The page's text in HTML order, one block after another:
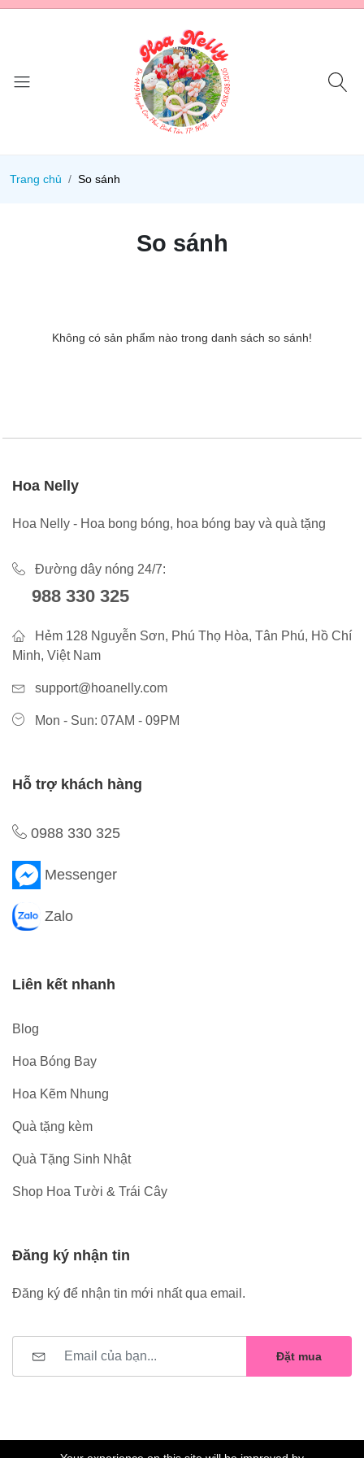
Trang chủ So sánh
So sánh
Không có sản phẩm nào trong danh sách so sánh!
Hoa Nelly
Hoa Nelly - Hoa bong bóng, hoa bóng bay và quà tặng
Đường dây nóng 24/7:
988 330 325
Hẻm 128 Nguyễn Sơn, Phú Thọ Hòa, Tân Phú, Hồ Chí
Minh, Việt Nam
support@hoanelly.com
Mon - Sun: 07AM - 09PM
Hỗ trợ khách hàng
0988 330 325
Messenger
Zalo
Liên kết nhanh
Blog
Hoa Bóng Bay
Hoa Kẽm Nhung
Quà tặng kèm
Quà Tặng Sinh Nhật
Shop Hoa Tười & Trái Cây
Đăng ký nhận tin
Đăng ký để nhận tin mới nhất qua email.
Đặt mua